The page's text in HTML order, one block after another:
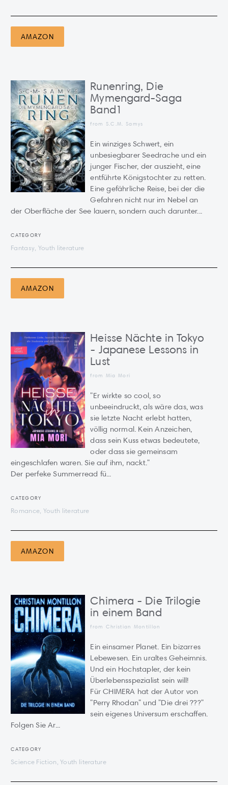
AMAZON
Runenring, Die
Mymengard-Saga
Band1
from S.C.M. Samys
Ein winziges Schwert, ein
unbesiegbarer Seedrache und ein
junger Fischer, der auszieht, eine
entführte Königstochter zu retten.
Eine gefährliche Reise, bei der die
Gefahren nicht nur im Nebel an
der Oberfläche der See lauern, sondern auch darunter...
CATEGORY
Fantasy, Youth literature
AMAZON
Heisse Nächte in Tokyo
- Japanese Lessons in
Lust
from Mia Mori
"Er wirkte so cool, so
unbeeindruckt, als wäre das, was
sie letzte Nacht erlebt hatten,
völlig normal. Kein Anzeichen,
dass sein Kuss etwas bedeutete,
oder dass sie gemeinsam
eingeschlafen waren. Sie auf ihm, nackt."
Der perfeke Summerread fü...
CATEGORY
Romance, Youth literature
AMAZON
Chimera - Die Trilogie
in einem Band
from Christian Montillon
Ein einsamer Planet. Ein bizarres
Lebewesen. Ein uraltes Geheimnis.
Und ein Hochstapler, der kein
Überlebensspezialist sein will!
Für CHIMERA hat der Autor von
"Perry Rhodan" und "Die drei ???"
sein eigenes Universum erschaffen.
Folgen Sie Ar...
CATEGORY
Science Fiction, Youth literature